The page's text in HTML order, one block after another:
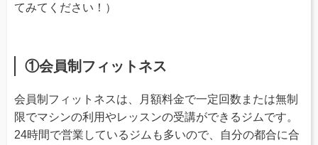
てみてください！）
①会員制フィットネス
会員制フィットネスは、月額料金で一定回数または無制
限でマシンの利用やレッスンの受講ができるジムです。
24時間で営業しているジムも多いので、自分の都合に合